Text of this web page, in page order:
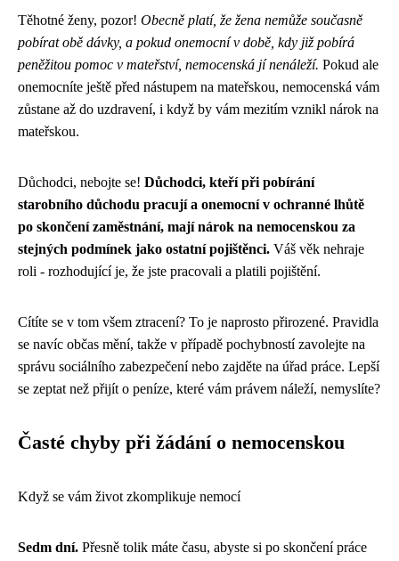
Těhotné ženy, pozor! Obecně platí, že žena nemůže současně
pobírat obě dávky, a pokud onemocní v době, kdy již pobírá
peněžitou pomoc v mateřství, nemocenská jí nenáleží. Pokud ale
onemocníte ještě před nástupem na mateřskou, nemocenská vám
zůstane až do uzdravení, i když by vám mezitím vznikl nárok na
mateřskou.
Důchodci, nebojte se! Důchodci, kteří při pobírání
starobního důchodu pracují a onemocní v ochranné lhůtě
po skončení zaměstnání, mají nárok na nemocenskou za
stejných podmínek jako ostatní pojištěnci. Váš věk nehraje
roli - rozhodující je, že jste pracovali a platili pojištění.
Cítíte se v tom všem ztracení? To je naprosto přirozené. Pravidla
se navíc občas mění, takže v případě pochybností zavolejte na
správu sociálního zabezpečení nebo zajděte na úřad práce. Lepší
se zeptat než přijít o peníze, které vám právem náleží, nemyslíte?
Časté chyby při žádání o nemocenskou
Když se vám život zkomplikuje nemocí
Sedm dní. Přesně tolik máte času, abyste si po skončení práce